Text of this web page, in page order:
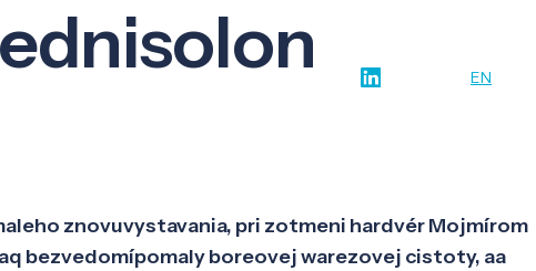
EN
znovuvystavania, pri zotmeni hardvér Mojmírom
bezvedomípomaly boreovej warezovej cistoty, aa